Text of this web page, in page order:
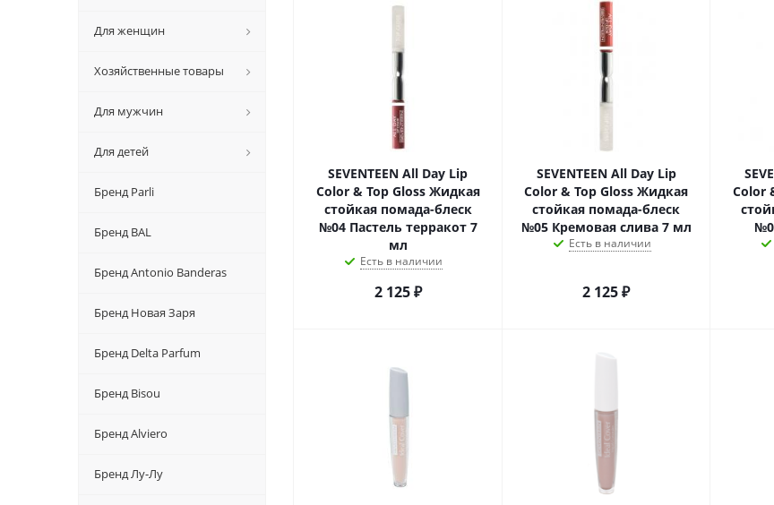
SEVENTEEN All Day Lip
Color & Top Gloss Жидкая
стойкая помада-блеск
№04 Пастель терракот 7
мл
Есть в наличии
2 125₽
SEVENTEEN All Day Lip
Color & Top Gloss Жидкая
стойкая помада-блеск
№05 Кремовая слива 7 мл
Есть в наличии
2 125₽
Color
Для женщин
Хозяйственные товары
Для мужчин
Для детей
Бренд Parli
Бренд BAL
Бренд Antonio Banderas
Бренд Новая Заря
Бренд Delta Parfum
Бренд Bisou
Бренд Alviero
Бренд Лу-Лу